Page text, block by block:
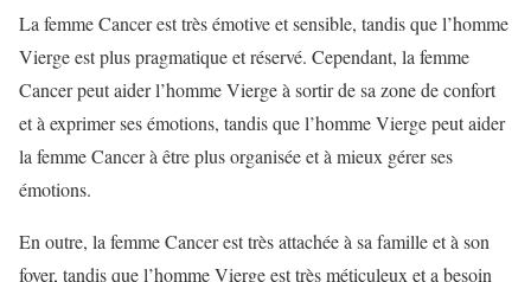
La femme Cancer est très émotive et sensible, tandis que l’homme
Vierge est plus pragmatique et réservé. Cependant, la femme
Cancer peut aider l’homme Vierge à sortir de sa zone de confort
et à exprimer ses émotions, tandis que l’homme Vierge peut aider
la femme Cancer à être plus organisée et à mieux gérer ses
émotions.
En outre, la femme Cancer est très attachée à sa famille et à son
foyer, tandis que l’homme Vierge est très méticuleux et a besoin